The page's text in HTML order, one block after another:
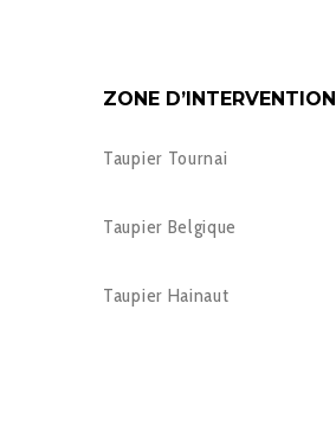
ZONE D’INTERVENTION
Taupier Tournai
Taupier Belgique
Taupier Hainaut